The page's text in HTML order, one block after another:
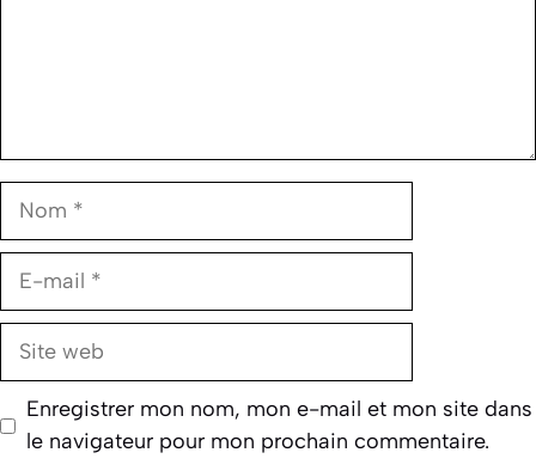
Nom
E-
Site
Enregistrer mon nom, mon e-mail et mon site dans
le navigateur pour mon prochain commentaire.